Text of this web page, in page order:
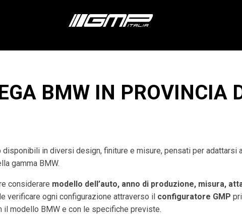
BMW IN PROVINCIA
disponibili in diversi design, finiture e misure, pensati per adattarsi
gamma BMW.
considerare modello dell’auto, anno di produzione, misura,
verificare ogni configurazione attraverso il configuratore GMP
il modello BMW e con le specifiche previste.